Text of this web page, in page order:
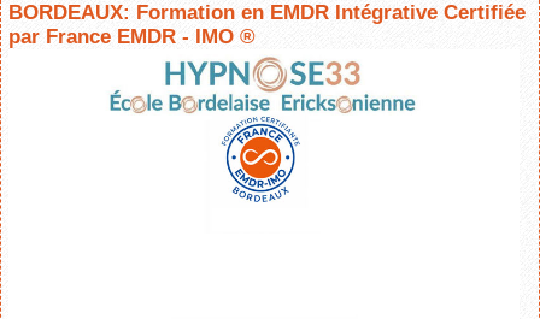
BORDEAUX: Formation en EMDR Intégrative Certifiée
par France EMDR - IMO ®